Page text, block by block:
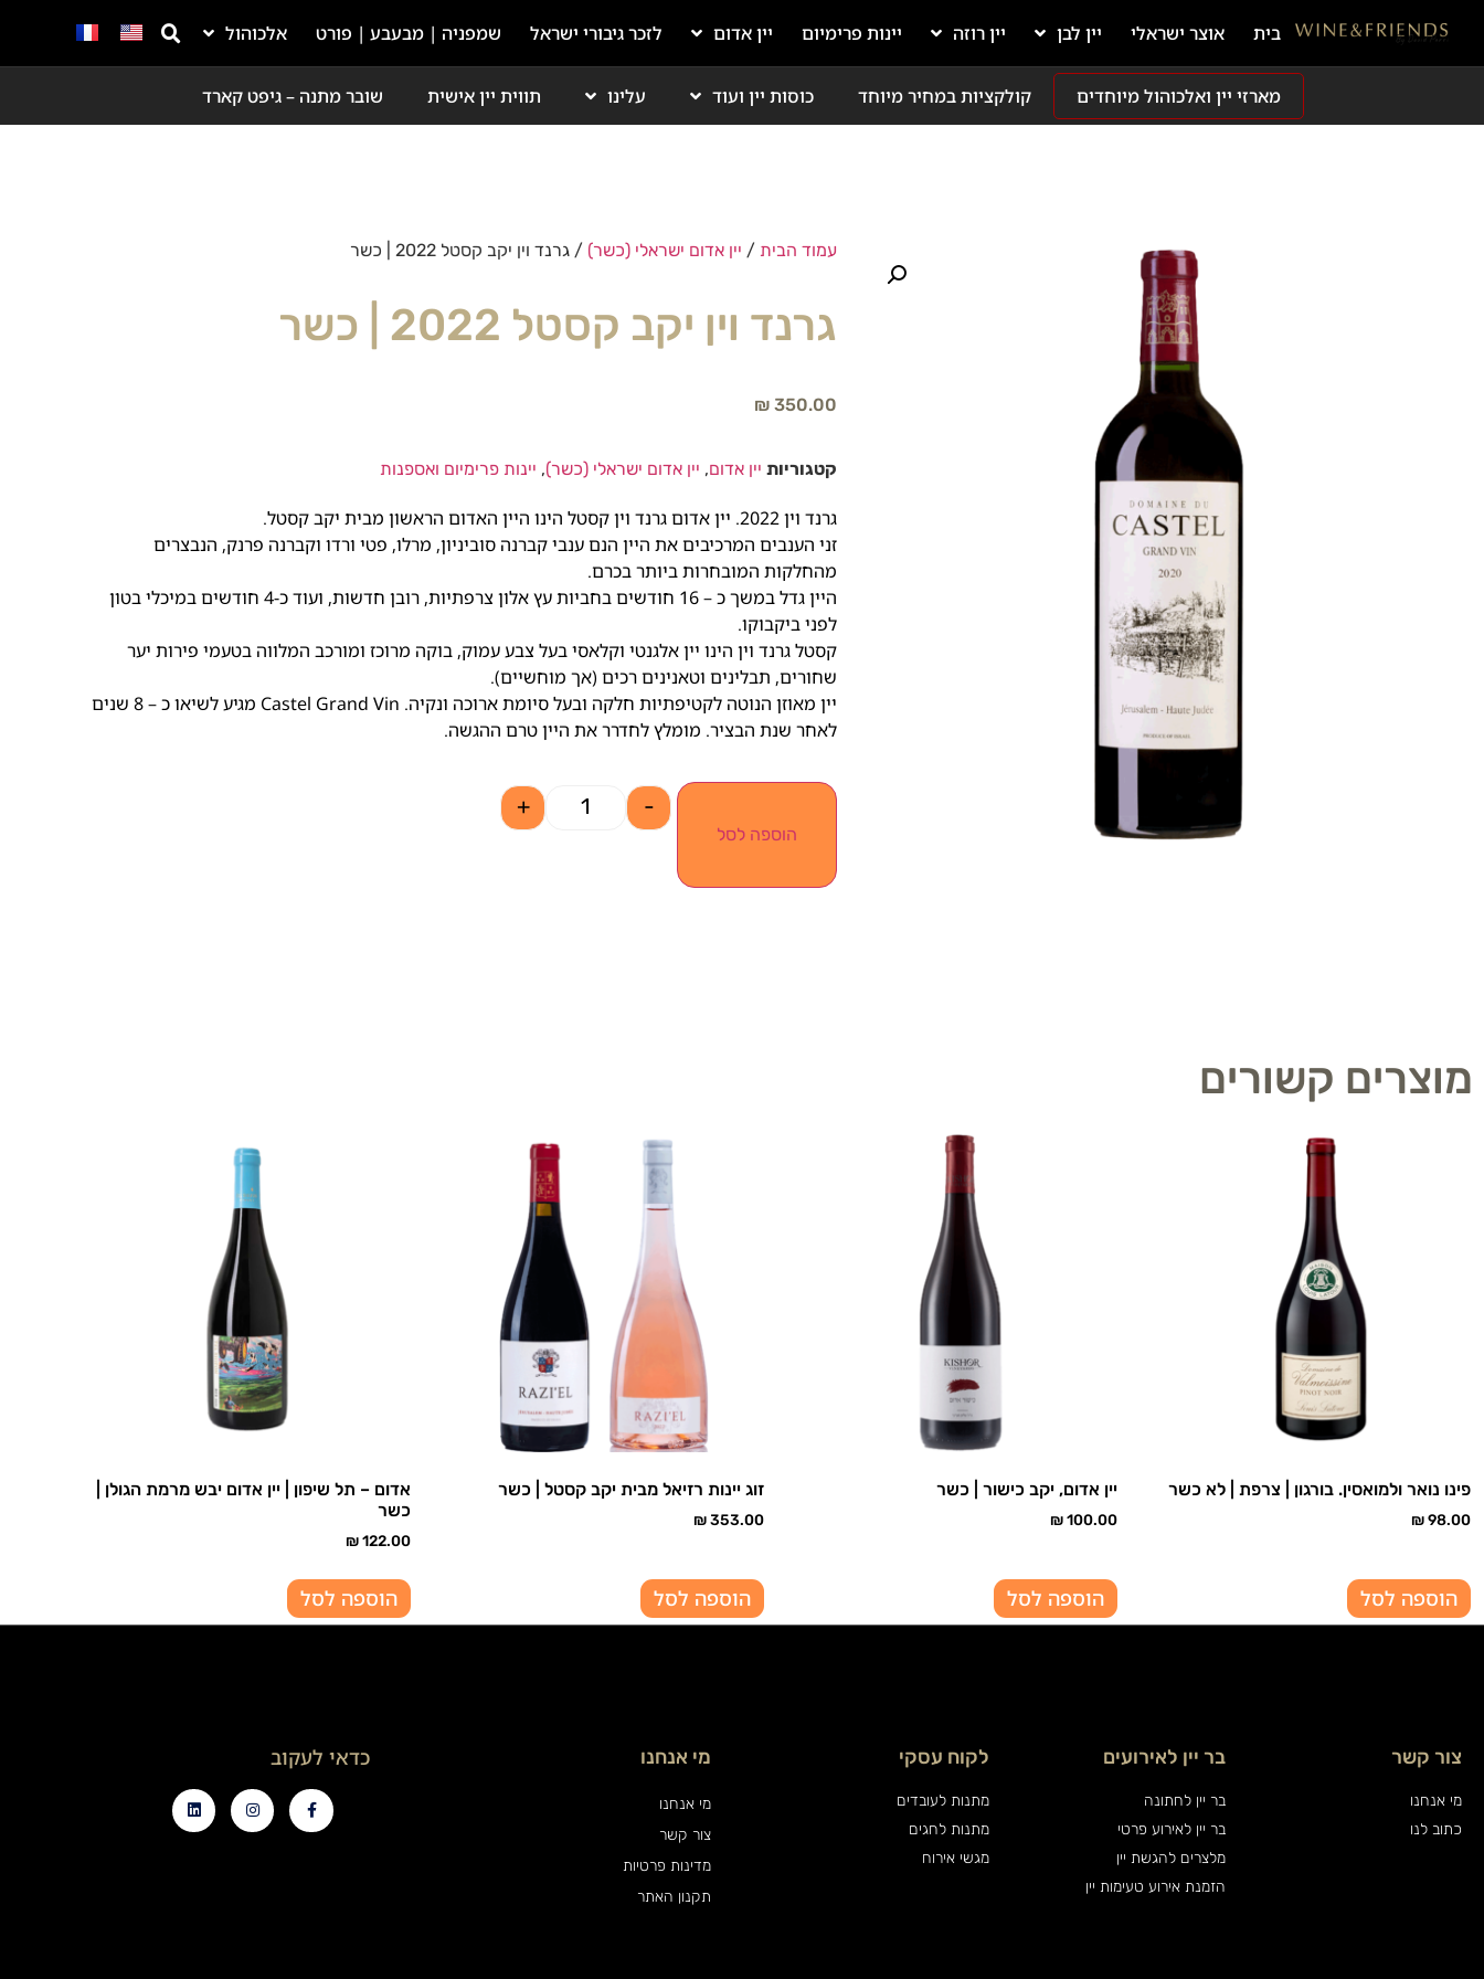
בית אוצר ישראלי יין לבן יין רוזה יינות פרימיום יין אדום לזכר גיבורי ישראל שמפניה | מבעבע | פורט אלכוהול
מארזי יין ואלכוהול מיוחדים קולקציות במחיר מיוחד כוסות יין ועוד עלינו תווית יין אישית שובר מתנה – גיפט קארד
עמוד הבית / יין אדום ישראלי (כשר) / גרנד וין יקב קסטל 2022 | כשר
גרנד וין יקב קסטל 2022 | כשר
₪ 350.00
קטגוריות יין אדום, יין אדום ישראלי (כשר), יינות פרימיום ואספנות
גרנד וין 2022. יין אדום גרנד וין קסטל הינו היין האדום הראשון מבית יקב קסטל.
זני הענבים המרכיבים את היין הנם ענבי קברנה סוביניון, מרלו, פטי ורדו וקברנה פרנק, הנבצרים
מהחלקות המובחרות ביותר בכרם.
היין גדל במשך כ – 16 חודשים בחביות עץ אלון צרפתיות, רובן חדשות, ועוד כ-4 חודשים במיכלי בטון
לפני ביקבוקו.
קסטל גרנד וין הינו יין אלגנטי וקלאסי בעל צבע עמוק, בוקה מרוכז ומורכב המלווה בטעמי פירות יער
שחורים, תבלינים וטאנינים רכים (אך מוחשיים).
יין מאוזן הנוטה לקטיפתיות חלקה ובעל סיומת ארוכה ונקיה. Castel Grand Vin מגיע לשיאו כ – 8 שנים
לאחר שנת הבציר. מומלץ לחדרר את היין טרם ההגשה.
-
+
הוספה לסל
מוצרים קשורים
פינו נואר ולמואסין. בורגון | צרפת | לא כשר
₪98.00
הוספה לסל
יין אדום, יקב כישור | כשר
₪100.00
הוספה לסל
זוג יינות רזיאל מבית יקב קסטל | כשר
₪353.00
הוספה לסל
אדום – תל שיפון | יין אדום יבש מרמת הגולן |
כשר
₪122.00
הוספה לסל
צור קשר
מי אנחנו
כתוב לנו
בר יין לאירועים
בר יין לחתונה
בר יין לאירוע פרטי
מלצרים להגשת יין
הזמנת אירוע טעימות יין
לקוח עסקי
מתנות לעובדים
מתנות לחגים
מגשי אירוח
מי אנחנו
מי אנחנו
צור קשר
מדינות פרטיות
תקנון האתר
כדאי לעקוב